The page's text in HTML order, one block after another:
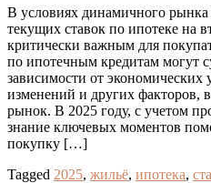
В условиях динамичного
текущих ставок по ипотеке на
критически важным для
по ипотечным кредитам могут
зависимости от экономических
изменений и других
рынок. В 2025 году, с учетом
знание ключевых моментов
покупку […]
Tagged 2025, жильё, ипотека,